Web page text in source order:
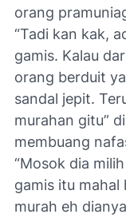
orang
“Tadi kan kak,
gamis. Kalau
orang berduit
sandal jepit.
murahan gitu”
membuang
“Mosok dia
gamis itu mahal
murah eh